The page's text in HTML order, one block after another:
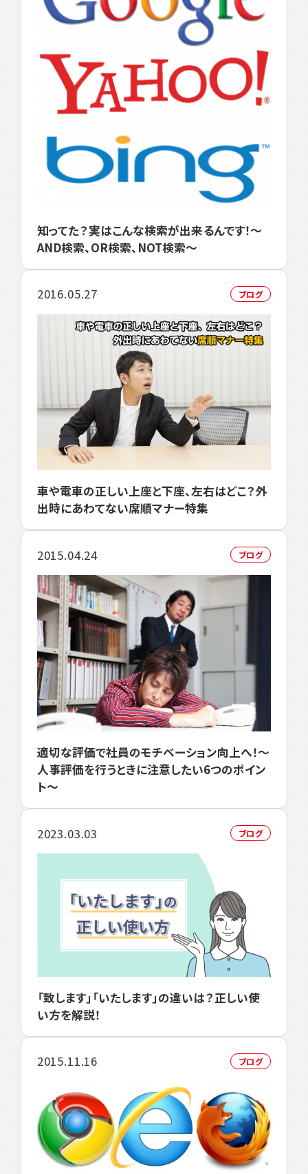
知ってた？実はこんな検索が出来るんです！～
AND検索、OR検索、NOT検索～
2016.05.27 ブログ
車や電車の正しい上座と下座、左右はどこ？外
出時にあわてない席順マナー特集
2015.04.24 ブログ
適切な評価で社員のモチベーション向上へ！～
人事評価を行うときに注意したい6つのポイン
ト～
2023.03.03 ブログ
「致します」「いたします」の違いは？正しい使
い方を解説！
2015.11.16 ブログ